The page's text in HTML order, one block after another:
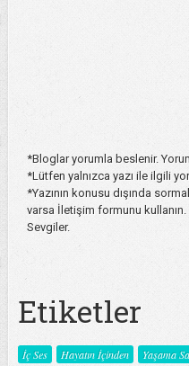
*Bloglar yorumla beslenir.
*Lütfen yalnızca yazı ile ilgili
*Yazının konusu dışında
varsa İletişim formunu kullanın.
Sevgiler.
Etiketler
İç Ses Hayatın İçinden Yaşama